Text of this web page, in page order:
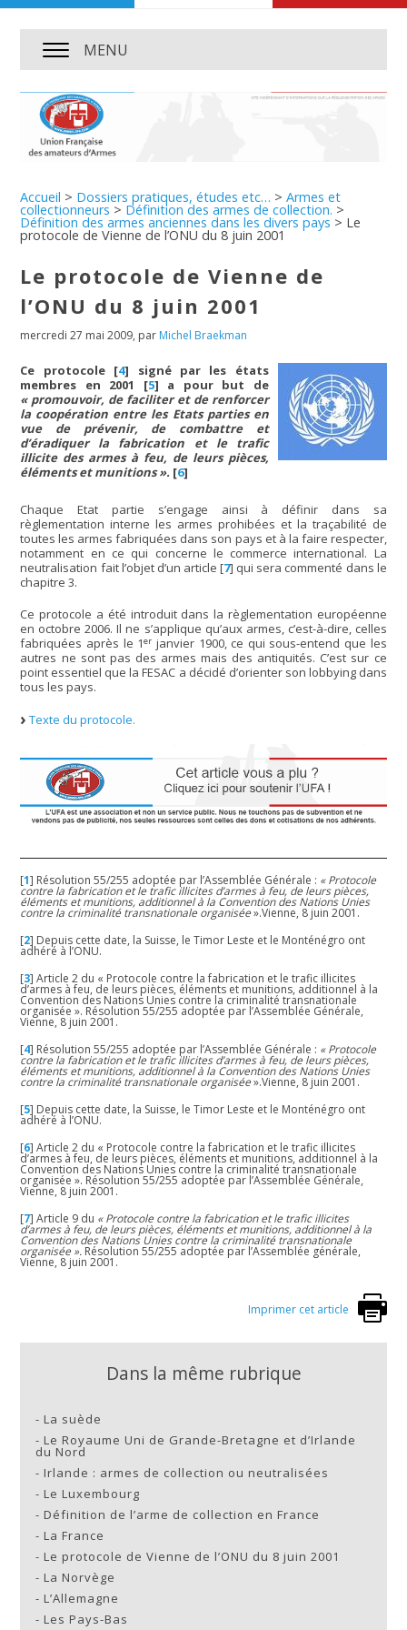
MENU
Accueil > Dossiers pratiques, études etc… >Armes et
collectionneurs > Définition des armes de collection. >
Définition des armes anciennes dans les divers pays > Le
protocole de Vienne de l’ONU du 8 juin 2001
Le protocole de Vienne de
l’ONU du 8 juin 2001
mercredi 27 mai 2009, par Michel Braekman
Ce protocole[4] signé par les états
membres en 2001
[5] a pour but de
« promouvoir, de faciliter et de renforcer
la coopération entre les Etats parties en
vue de prévenir, de combattre et
d’éradiquer la fabrication et le trafic
illicite des armes à feu, de leurs pièces,
éléments et munitions ». [6]
Chaque Etat partie s’engage ainsi à définir dans sa
règlementation interne les armes prohibées et la traçabilité de
toutes les armes fabriquées dans son pays et à la faire respecter,
notamment en ce qui concerne le commerce international. La
neutralisation fait l’objet d’un article [7] qui sera commenté dans le
chapitre 3.
Ce protocole a été introduit dans la règlementation européenne
en octobre 2006. Il ne s’applique qu’aux armes, c’est-à-dire, celles
fabriquées après le 1er janvier 1900, ce qui sous-entend que les
autres ne sont pas des armes mais des antiquités. C’est sur ce
point essentiel que la FESAC a décidé d’orienter son lobbying dans
tous les pays.
Texte du protocole.
[1] Résolution 55/255 adoptée par l’Assemblée Générale : « Protocole
contre la fabrication et le trafic illicites d’armes à feu, de leurs pièces,
éléments et munitions, additionnel à la Convention des Nations Unies
contre la criminalité transnationale organisée».Vienne, 8 juin 2001.
[2] Depuis cette date, la Suisse, le Timor Leste et le Monténégro ont
adhéré à l’ONU.
[3]Article 2 du « Protocole contre la fabrication et le trafic illicites
d’armes à feu, de leurs pièces, éléments et munitions, additionnel à la
Convention des Nations Unies contre la criminalité transnationale
organisée ». Résolution 55/255 adoptée par l’Assemblée Générale,
Vienne, 8 juin 2001.
[4] Résolution 55/255 adoptée par l’Assemblée Générale : « Protocole
contre la fabrication et le trafic illicites d’armes à feu, de leurs pièces,
éléments et munitions, additionnel à la Convention des Nations Unies
contre la criminalité transnationale organisée».Vienne, 8 juin 2001.
[5] Depuis cette date, la Suisse, le Timor Leste et le Monténégro ont
adhéré à l’ONU.
[6]Article 2 du « Protocole contre la fabrication et le trafic illicites
d’armes à feu, de leurs pièces, éléments et munitions, additionnel à la
Convention des Nations Unies contre la criminalité transnationale
organisée ». Résolution 55/255 adoptée par l’Assemblée Générale,
Vienne, 8 juin 2001.
[7]Article 9 du « Protocole contre la fabrication et le trafic illicites
d’armes à feu, de leurs pièces, éléments et munitions, additionnel à la
Convention des Nations Unies contre la criminalité transnationale
organisée ». Résolution 55/255 adoptée par l’Assemblée générale,
Vienne, 8 juin 2001.
Imprimer cet article
Dans la même rubrique
-La suède
-Le Royaume Uni de Grande-Bretagne et d’Irlande
du Nord
-Irlande : armes de collection ou neutralisées
-Le Luxembourg
-Définition de l’arme de collection en France
-La France
-Le protocole de Vienne de l’ONU du 8 juin 2001
-La Norvège
-L’Allemagne
-Les Pays-Bas